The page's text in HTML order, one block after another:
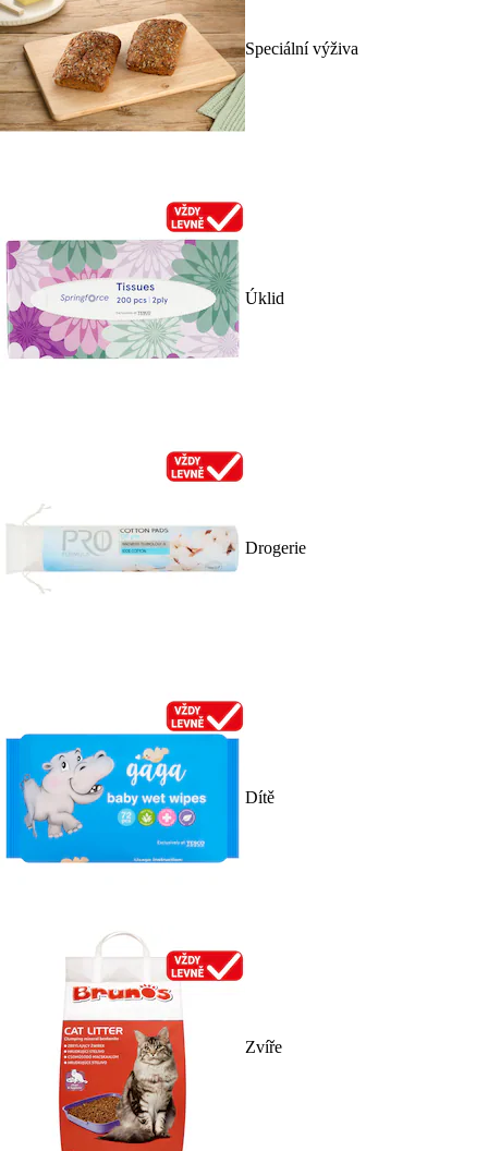
Speciální výživa
Úklid
Drogerie
Dítě
Zvíře